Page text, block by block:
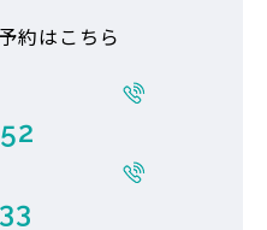
約はこちら